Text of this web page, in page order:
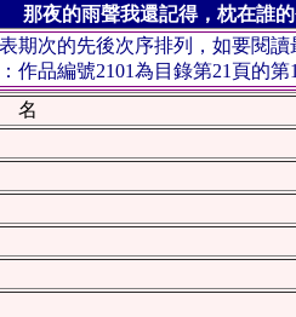
那夜的雨聲我還記得，枕在誰
期次的先後次序排列，如要閱
品編號2101為目錄第21頁的第1